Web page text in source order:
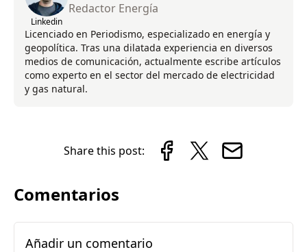
Linkedin
Redactor Energía
Licenciado en Periodismo, especializado en energía y
geopolítica. Tras una dilatada experiencia en diversos
medios de comunicación, actualmente escribe artículos
como experto en el sector del mercado de electricidad
y gas natural.
Share this post:
Comentarios
Añadir un comentario